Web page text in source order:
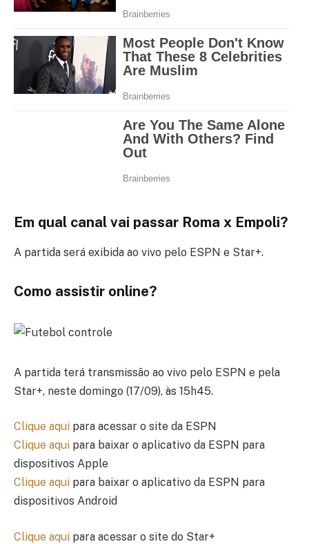
Em qual canal vai passar Roma x Empoli?
A partida será exibida ao vivo pelo ESPN e Star+.
Como assistir online?
A partida terá transmissão ao vivo pelo ESPN e pela
Star+, neste domingo (17/09), às 15h45.
Clique aqui para acessar o site da ESPN
Clique aqui para baixar o aplicativo da ESPN para
dispositivos Apple
Clique aqui para baixar o aplicativo da ESPN para
dispositivos Android
Clique aqui para acessar o site do Star+